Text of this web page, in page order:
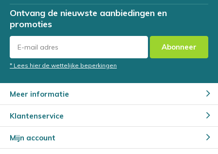
Ontvang de nieuwste aanbiedingen en
promoties
Abonneer
* Lees hier de wettelijke beperkingen
Meer informatie
Klantenservice
Mijn account